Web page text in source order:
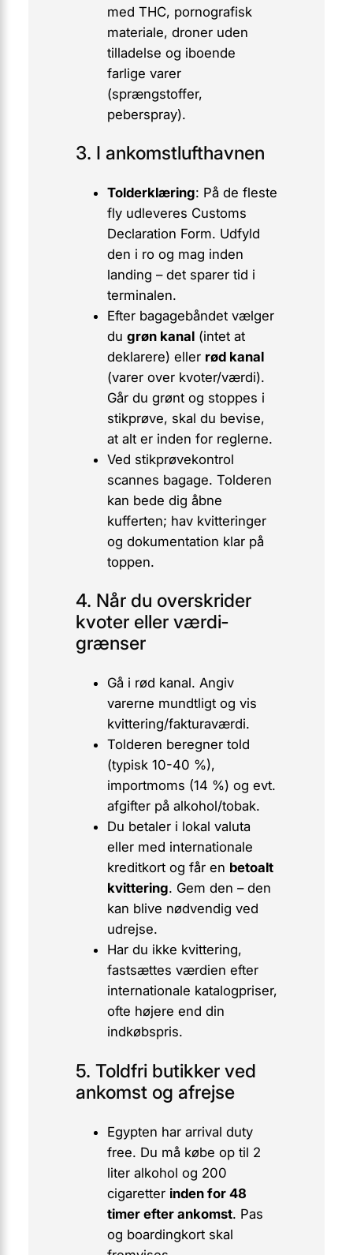
med THC, pornografisk
materiale, droner uden
tilladelse og iboende
farlige varer
(sprængstoffer,
peberspray).
3. I ankomstlufthavnen
Tolderklæring: På de fleste
fly udleveres Customs
Declaration Form. Udfyld
den i ro og mag inden
landing – det sparer tid i
terminalen.
Efter bagagebåndet vælger
du grøn kanal(intet at
deklarere) eller rød kanal
(varer over kvoter/værdi).
Går du grønt og stoppes i
stikprøve, skal du bevise,
at alt er inden for reglerne.
Ved stikprøvekontrol
scannes bagage. Tolderen
kan bede dig åbne
kufferten; hav kvitteringer
og dokumentation klar på
toppen.
4. Når du overskrider
kvoter eller værdi­
grænser
Gå i rød kanal. Angiv
varerne mundtligt og vis
kvittering/fakturaværdi.
Tolderen beregner told
(typisk 10-40 %),
importmoms (14 %) og evt.
afgifter på alkohol/tobak.
Du betaler i lokal valuta
eller med internationale
kreditkort og får en betoalt
kvittering. Gem den – den
kan blive nødvendig ved
udrejse.
Har du ikke kvittering,
fastsættes værdien efter
internationale katalogpriser,
ofte højere end din
indkøbspris.
5. Toldfri butikker ved
ankomst og afrejse
Egypten har arrival duty
free. Du må købe op til 2
liter alkohol og 200
cigaretter inden for 48
timer efter ankomst. Pas
og boardingkort skal